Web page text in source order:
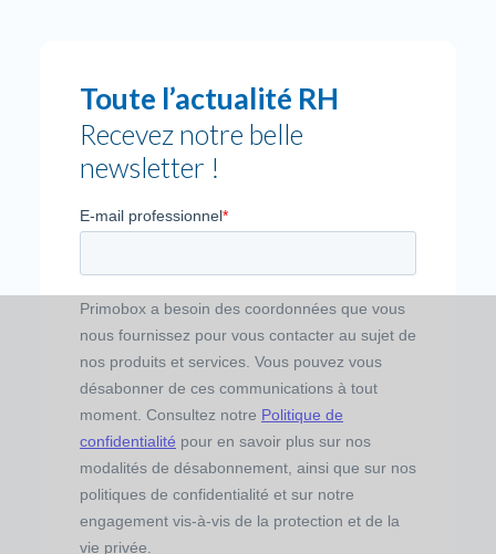
Toute l’actualité RH
Recevez notre belle
newsletter !